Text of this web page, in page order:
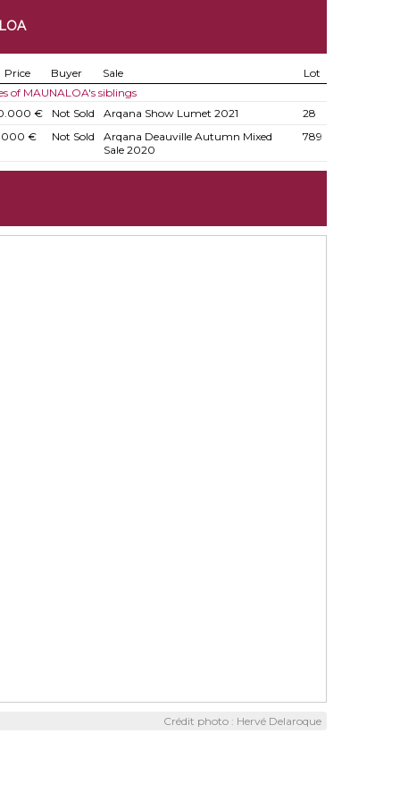
Price Buyer Sale
Lot
of MAUNALOA's siblings
€
Not Sold Arqana Show Lumet 2021
28
€
Not Sold
Arqana Deauville Autumn Mixed
Sale 2020
789
Crédit photo : Hervé Delaroque